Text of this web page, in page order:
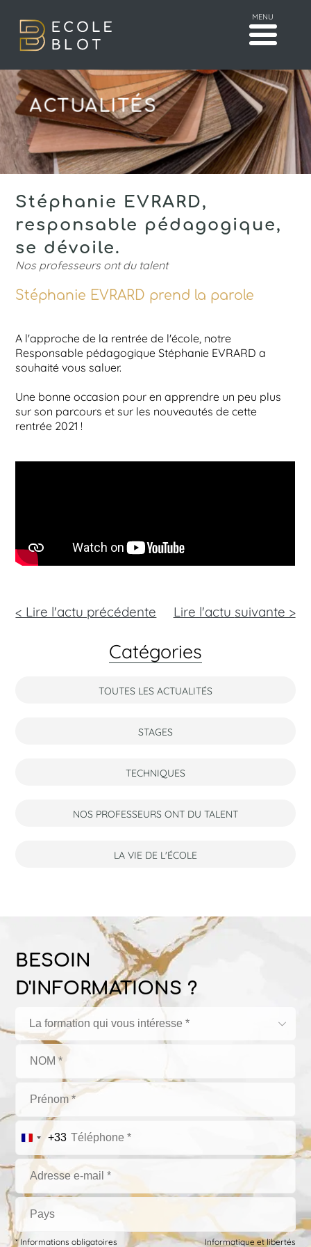
MENU
ACTUALITÉS
Stéphanie EVRARD,
responsable pédagogique,
se dévoile.
Nos professeurs ont du talent
Stéphanie EVRARD prend la parole
A l'approche de la rentrée de l'école, notre
Responsable pédagogique Stéphanie EVRARD a
souhaité vous saluer.
Une bonne occasion pour en apprendre un peu plus
sur son parcours et sur les nouveautés de cette
rentrée 2021 !
< Lire l'actu précédente Lire l'actu suivante >
Catégories
TOUTES LES ACTUALITÉS
STAGES
TECHNIQUES
NOS PROFESSEURS ONT DU TALENT
LA VIE DE L'ÉCOLE
BESOIN
D'INFORMATIONS ?
La formation qui vous intéresse *
+33
* Informations obligatoires Informatique et libertés